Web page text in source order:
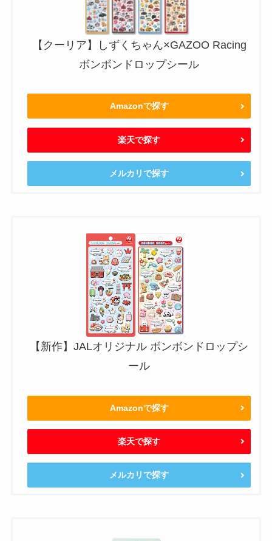
【クーリア】しずくちゃん×GAZOO Racing
ボンボンドロップシール
Amazonで探す
楽天で探す
メルカリで探す
【新作】JALオリジナル ボンボンドロップシ
ール
Amazonで探す
楽天で探す
メルカリで探す